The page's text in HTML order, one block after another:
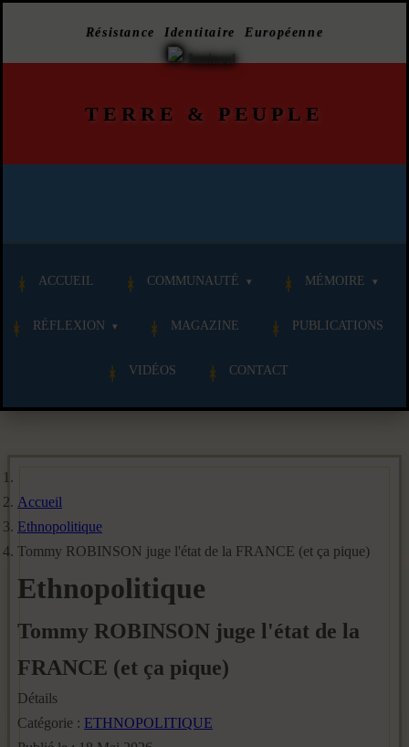
Résistance Identitaire Européenne
TERRE & PEUPLE
ACCUEIL COMMUNAUTÉ MÉMOIRE
RÉFLEXION MAGAZINE PUBLICATIONS
VIDÉOS CONTACT
Accueil
Ethnopolitique
Tommy ROBINSON juge l'état de la FRANCE (et ça pique)
Ethnopolitique
Tommy ROBINSON juge l'état de la
FRANCE (et ça pique)
Détails
Catégorie : ETHNOPOLITIQUE